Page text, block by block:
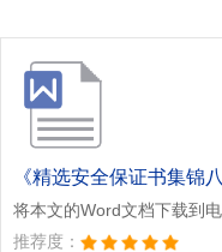
《精选安全保证书集锦
将本文的Word文档下载到
推荐度：